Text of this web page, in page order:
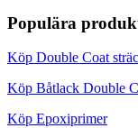
Populära
Köp Double Coat
Köp Båtlack Double
Köp Epoxiprimer